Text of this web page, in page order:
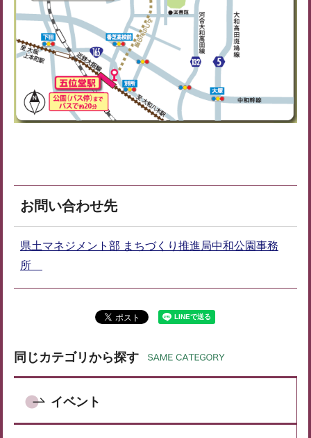
お問い合わせ先
県土マネジメント部 まちづくり推進局中和公園事務
所
同じカテゴリから探す
イベント